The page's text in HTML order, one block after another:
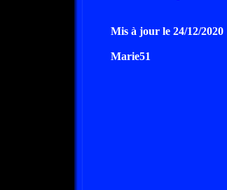
Mis à jour le 24/12/2020
Marie51